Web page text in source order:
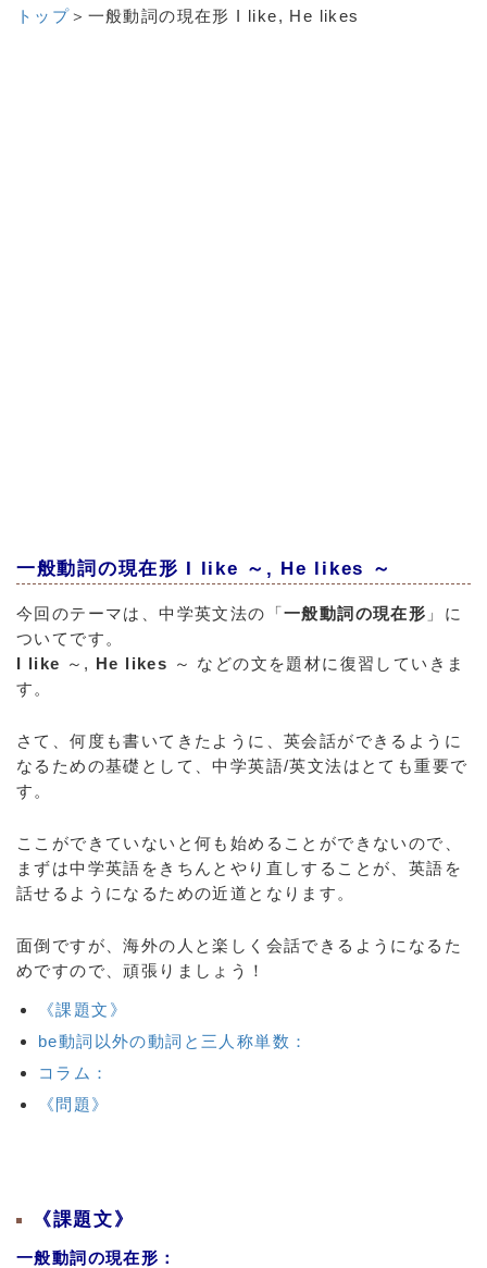
トップ＞一般動詞の現在形 I like, He likes
一般動詞の現在形 I like ～, He likes ～
今回のテーマは、中学英文法の「一般動詞の現在形 」に
ついてです。
I like ～, He likes ～ などの文を題材に復習していきま
す。
さて、何度も書いてきたように、英会話ができるように
なるための基礎として、中学英語/英文法はとても重要で
す。
ここができていないと何も始めることができないので、
まずは中学英語をきちんとやり直しすることが、英語を
話せるようになるための近道となります。
面倒ですが、海外の人と楽しく会話できるようになるた
めですので、頑張りましょう！
《課題文》
be動詞以外の動詞と三人称単数：
コラム：
《問題》
《課題文》
一般動詞の現在形：